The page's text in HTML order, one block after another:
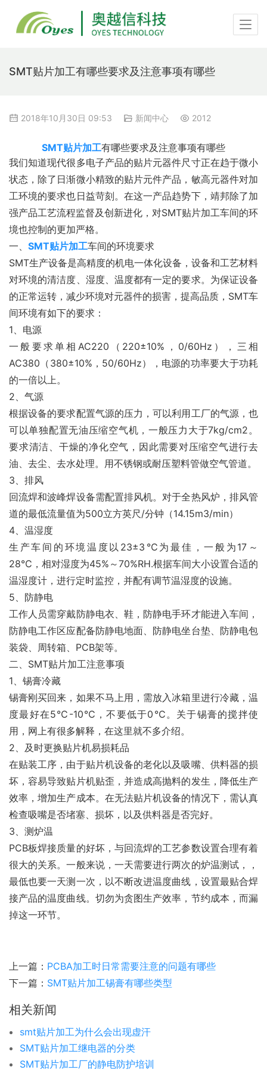
SMT贴片加工有哪些要求及注意事项有哪些
2018年10月30日 09:53 新闻中心 2012
SMT贴片加工有哪些要求及注意事项有哪些
我们知道现代很多电子产品的贴片元器件尺寸正在趋于微小
状态，除了日渐微小精致的贴片元件产品，敏高元器件对加
工环境的要求也日益苛刻。在这一产品趋势下，靖邦除了加
强产品工艺流程监督及创新进化，对SMT贴片加工车间的环
境也控制的更加严格。
一、 SMT贴片加工车间的环境要求
SMT生产设备是高精度的机电一体化设备，设备和工艺材料
对环境的清洁度、湿度、温度都有一定的要求。为保证设备
的正常运转，减少环境对元器件的损害，提高品质，SMT车
间环境有如下的要求：
1、电源
一般要求单相AC220（220±10%，0/60Hz），三相
AC380（380±10%，50/60Hz），电源的功率要大于功耗
的一倍以上。
2、气源
根据设备的要求配置气源的压力，可以利用工厂的气源，也
可以单独配置无油压缩空气机，一般压力大于7kg/cm2。
要求清洁、干燥的净化空气，因此需要对压缩空气进行去
油、去尘、去水处理。用不锈钢或耐压塑料管做空气管道。
3、排风
回流焊和波峰焊设备需配置排风机。对于全热风炉，排风管
道的最低流量值为500立方英尺/分钟（14.15m3/min）
4、温湿度
生产车间的环境温度以23±3℃为最佳，一般为17～
28℃，相对湿度为45%～70%RH.根据车间大小设置合适的
温湿度计，进行定时监控，并配有调节温湿度的设施。
5、防静电
工作人员需穿戴防静电衣、鞋，防静电手环才能进入车间，
防静电工作区应配备防静电地面、防静电坐台垫、防静电包
装袋、周转箱、PCB架等。
二、SMT贴片加工注意事项
1、锡膏冷藏
锡膏刚买回来，如果不马上用，需放入冰箱里进行冷藏，温
度最好在5℃-10℃，不要低于0℃。关于锡膏的搅拌使
用，网上有很多解释，在这里就不多介绍。
2、及时更换贴片机易损耗品
在贴装工序，由于贴片机设备的老化以及吸嘴、供料器的损
坏，容易导致贴片机贴歪，并造成高抛料的发生，降低生产
效率，增加生产成本。在无法贴片机设备的情况下，需认真
检查吸嘴是否堵塞、损坏，以及供料器是否完好。
3、测炉温
PCB板焊接质量的好坏，与回流焊的工艺参数设置合理有着
很大的关系。一般来说，一天需要进行两次的炉温测试，，
最低也要一天测一次，以不断改进温度曲线，设置最贴合焊
接产品的温度曲线。切勿为贪图生产效率，节约成本，而漏
掉这一环节。
上一篇： PCBA加工时日常需要注意的问题有哪些
下一篇： SMT贴片加工锡膏有哪些类型
相关新闻
smt贴片加工为什么会出现虚汗
SMT贴片加工继电器的分类
SMT贴片加工厂的静电防护培训